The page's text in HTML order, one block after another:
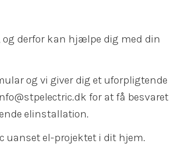
og derfor kan hjælpe dig med din
og vi giver dig et uforpligtende
for at få besvaret
elinstallation.
uanset el-projektet i dit hjem.